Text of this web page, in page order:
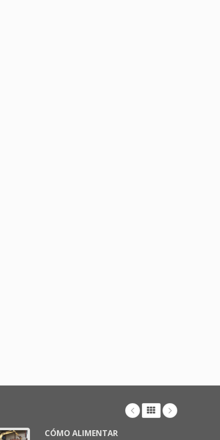
CÓMO ALIMENTAR